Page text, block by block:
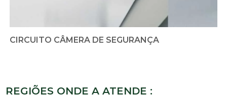
CIRCUITO CÂMERA DE SEGURANÇA
REGIÕES ONDE A ATENDE :